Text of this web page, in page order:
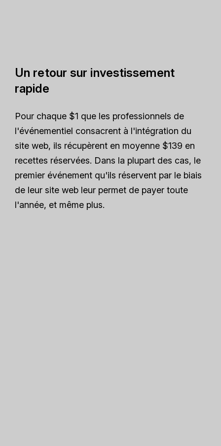
Un retour sur investissement
rapide
Pour chaque $1 que les professionnels de
l'événementiel consacrent à l'intégration du
site web, ils récupèrent en moyenne $139 en
recettes réservées. Dans la plupart des cas, le
premier événement qu'ils réservent par le biais
de leur site web leur permet de payer toute
l'année, et même plus.